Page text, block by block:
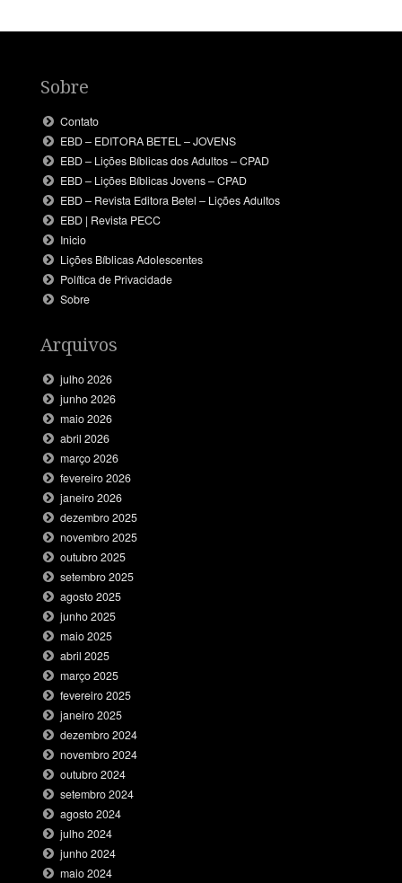
Sobre
Contato
EBD – EDITORA BETEL – JOVENS
EBD – Lições Bíblicas dos Adultos – CPAD
EBD – Lições Bíblicas Jovens – CPAD
EBD – Revista Editora Betel – Lições Adultos
EBD | Revista PECC
Inicio
Lições Bíblicas Adolescentes
Política de Privacidade
Sobre
Arquivos
julho 2026
junho 2026
maio 2026
abril 2026
março 2026
fevereiro 2026
janeiro 2026
dezembro 2025
novembro 2025
outubro 2025
setembro 2025
agosto 2025
junho 2025
maio 2025
abril 2025
março 2025
fevereiro 2025
janeiro 2025
dezembro 2024
novembro 2024
outubro 2024
setembro 2024
agosto 2024
julho 2024
junho 2024
maio 2024